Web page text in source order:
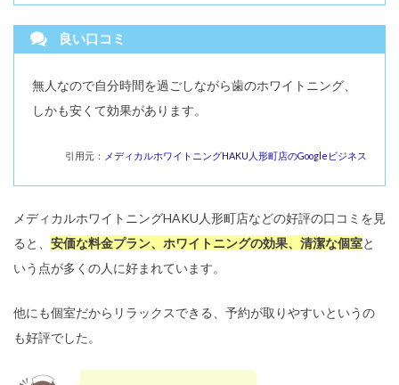
良い口コミ
無人なので自分時間を過ごしながら歯のホワイトニング、
しかも安くて効果があります。
引用元： メディカルホワイトニングHAKU人形町店のGoogleビジネス
メディカルホワイトニングHAKU人形町店などの好評の口コミを見
ると、 安価な料金プラン、ホワイトニングの効果、清潔な個室と
いう点が多くの人に好まれています。
他にも個室だからリラックスできる、予約が取りやすいというの
も好評でした。